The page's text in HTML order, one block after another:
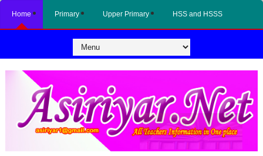
Home Primary Upper Primary HSS and HSSS